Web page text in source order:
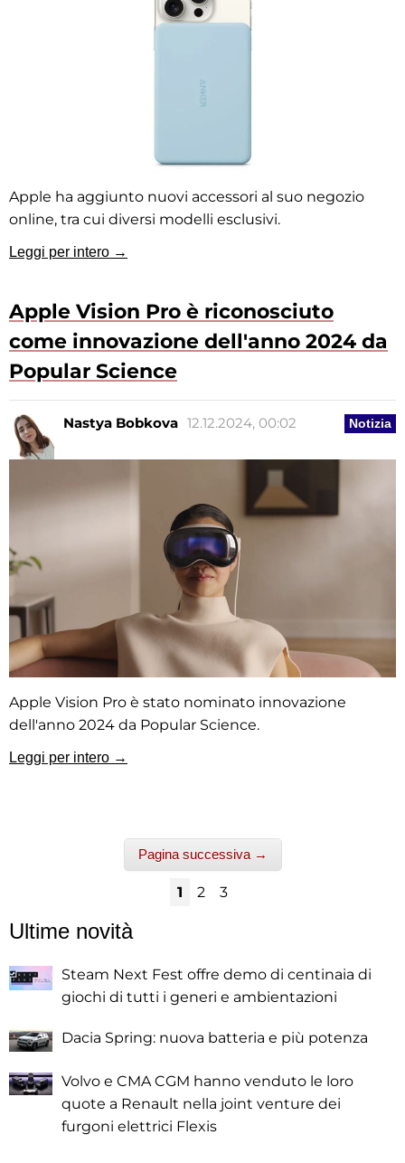
Apple ha aggiunto nuovi accessori al suo negozio
online, tra cui diversi modelli esclusivi.
Leggi per intero →
Apple Vision Pro è riconosciuto
come innovazione dell'anno 2024 da
Popular Science
Notizia
Nastya Bobkova 12.12.2024, 00:02
Apple Vision Pro è stato nominato innovazione
dell'anno 2024 da Popular Science.
Leggi per intero →
Pagina successiva →
1 2 3
Ultime novità
Steam Next Fest offre demo di centinaia di
giochi di tutti i generi e ambientazioni
Dacia Spring: nuova batteria e più potenza
Volvo e CMA CGM hanno venduto le loro
quote a Renault nella joint venture dei
furgoni elettrici Flexis